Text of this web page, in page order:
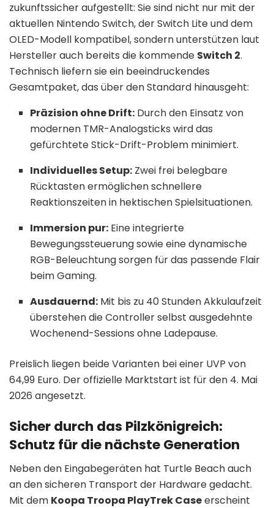
zukunftssicher aufgestellt: Sie sind nicht nur mit der
aktuellen Nintendo Switch, der Switch Lite und dem
OLED-Modell kompatibel, sondern unterstützen laut
Hersteller auch bereits die kommende Switch 2.
Technisch liefern sie ein beeindruckendes
Gesamtpaket, das über den Standard hinausgeht:
Präzision ohne Drift: Durch den Einsatz von
modernen TMR-Analogsticks wird das
gefürchtete Stick-Drift-Problem minimiert.
Individuelles Setup: Zwei frei belegbare
Rücktasten ermöglichen schnellere
Reaktionszeiten in hektischen Spielsituationen.
Immersion pur: Eine integrierte
Bewegungssteuerung sowie eine dynamische
RGB-Beleuchtung sorgen für das passende Flair
beim Gaming.
Ausdauernd: Mit bis zu 40 Stunden Akkulaufzeit
überstehen die Controller selbst ausgedehnte
Wochenend-Sessions ohne Ladepause.
Preislich liegen beide Varianten bei einer UVP von
64,99 Euro. Der offizielle Marktstart ist für den 4. Mai
2026 angesetzt.
Sicher durch das Pilzkönigreich:
Schutz für die nächste Generation
Neben den Eingabegeräten hat Turtle Beach auch
an den sicheren Transport der Hardware gedacht.
Mit dem Koopa Troopa PlayTrek Caseerscheint